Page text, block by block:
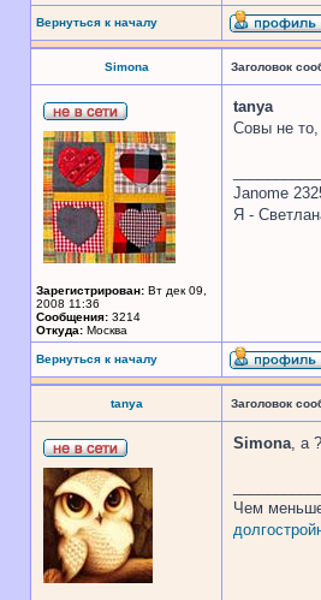
Вернуться к началу
Simona Заголовок
Зарегистрирован: Вт дек 09,
2008 11:36
Сообщения: 3214
Откуда: Москва
tanya
Совы не
Janome
Я -
Вернуться к началу
tanya Заголовок
Simona, а
Чем